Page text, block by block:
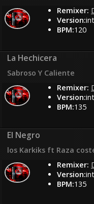
Remixer:
Version:
BPM:120
La Hechicera
Sabroso Y Caliente
Remixer:
Version:
BPM:135
El Negro
los Karkiks ft Raza
Remixer:
Version:
BPM:135